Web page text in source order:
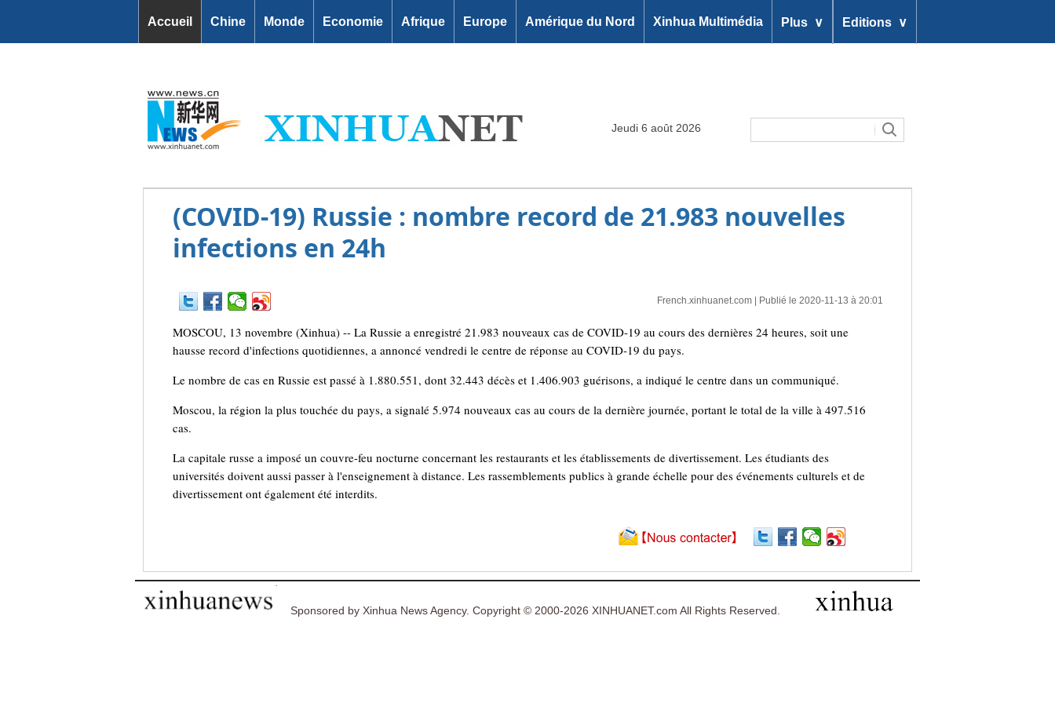
Accueil Chine Monde Economie Afrique Europe Amérique du Nord Xinhua Multimédia Plus ∨ Editions ∨
Jeudi 6 août 2026
(COVID-19) Russie : nombre record de 21.983 nouvelles
infections en 24h
French.xinhuanet.com| Publié le 2020-11-13 à 20:01
MOSCOU, 13 novembre (Xinhua) -- La Russie a enregistré 21.983 nouveaux cas de COVID-19 au cours des dernières 24 heures, soit une
hausse record d'infections quotidiennes, a annoncé vendredi le centre de réponse au COVID-19 du pays.
Le nombre de cas en Russie est passé à 1.880.551, dont 32.443 décès et 1.406.903 guérisons, a indiqué le centre dans un communiqué.
Moscou, la région la plus touchée du pays, a signalé 5.974 nouveaux cas au cours de la dernière journée, portant le total de la ville à 497.516
cas.
La capitale russe a imposé un couvre-feu nocturne concernant les restaurants et les établissements de divertissement. Les étudiants des
universités doivent aussi passer à l'enseignement à distance. Les rassemblements publics à grande échelle pour des événements culturels et de
divertissement ont également été interdits.
Sponsored by Xinhua News Agency. Copyright © 2000-2026 XINHUANET.com All Rights Reserved.